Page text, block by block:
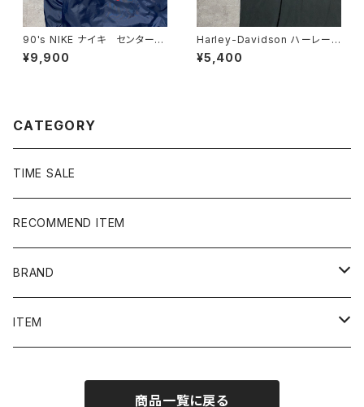
90's NIKE ナイキ センタース
ウォッシュ ハーフジップ バッ
ク刺繍 中綿 ナイロンプルオ
¥9,900
Harley-Davidson ハーレーダ
ビッドソン ロゴプリント メキ
シコ製 ブラック 黒 Tシャツ
¥5,400
CATEGORY
TIME SALE
RECOMMEND ITEM
BRAND
NIKE
ITEM
商品一覧に戻る